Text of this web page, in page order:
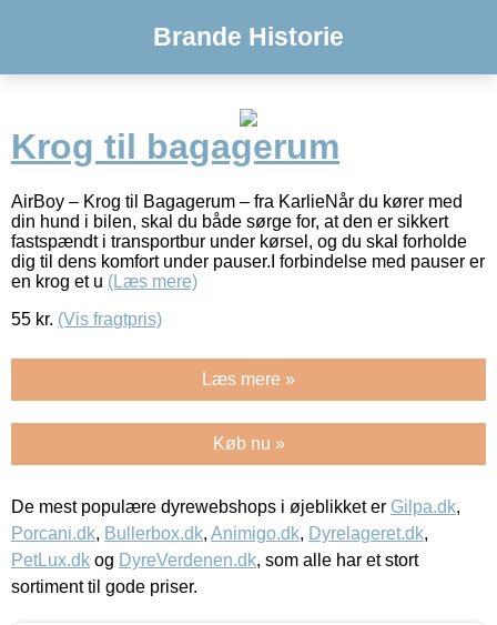
Brande Historie
Krog til bagagerum
AirBoy – Krog til Bagagerum – fra KarlieNår du kører med
din hund i bilen, skal du både sørge for, at den er sikkert
fastspændt i transportbur under kørsel, og du skal forholde
dig til dens komfort under pauser.I forbindelse med pauser er
en krog et u (Læs mere)
55 kr. (Vis fragtpris)
Læs mere »
Køb nu »
De mest populære dyrewebshops i øjeblikket er Gilpa.dk,
Porcani.dk, Bullerbox.dk, Animigo.dk, Dyrelageret.dk,
PetLux.dk og DyreVerdenen.dk, som alle har et stort
sortiment til gode priser.